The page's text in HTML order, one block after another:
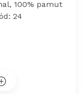
100% pamut
24